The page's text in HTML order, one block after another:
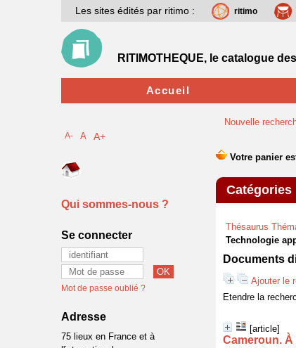
Nouvelle
Catégories
Thésaurus
Technologie
Documents
Ajouter le
Etendre la
[article]
Cameroun.
Les sites édités par ritimo : ritimo
RITIMOTHEQUE, le catalogue
Accueil
A- A A+
Qui sommes-nous ?
Se connecter
Mot de passe oublié ?
Adresse
75 lieux en France et à